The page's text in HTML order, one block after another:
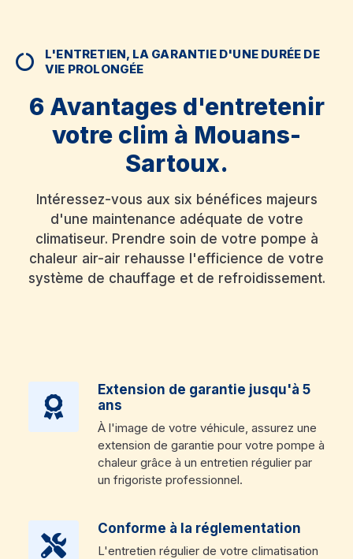
L'ENTRETIEN, LA GARANTIE D'UNE DURÉE DE
VIE PROLONGÉE
6 Avantages d'entretenir
votre clim à Mouans-
Sartoux.
Intéressez-vous aux six bénéfices majeurs
d'une maintenance adéquate de votre
climatiseur. Prendre soin de votre pompe à
chaleur air-air rehausse l'efficience de votre
système de chauffage et de refroidissement.
Extension de garantie jusqu'à 5
ans
À l'image de votre véhicule, assurez une
extension de garantie pour votre pompe à
chaleur grâce à un entretien régulier par
un frigoriste professionnel.
Conforme à la réglementation
L'entretien régulier de votre climatisation